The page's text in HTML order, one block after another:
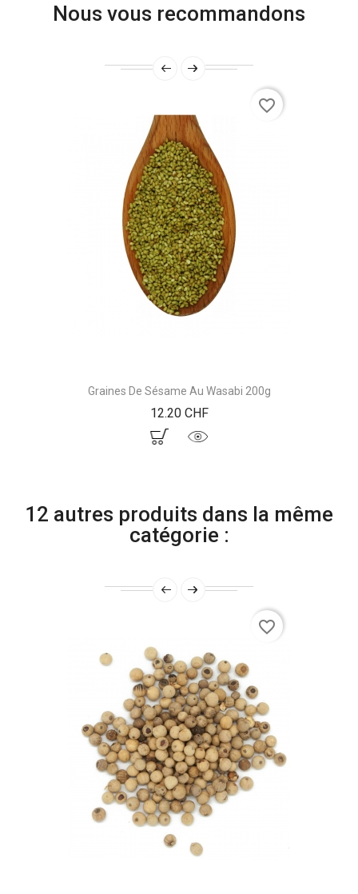
Nous vous recommandons
Graines De Sésame Au Wasabi 200g
12.20 CHFPrix
favorite_border
12 autres produits dans la même
catégorie :
favorite_border